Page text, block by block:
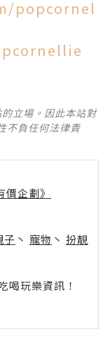
popcornel
立場。因此本站對
不負任何法律責
企劃》
子 丶 寵物 丶 扮靚
玩樂資訊！